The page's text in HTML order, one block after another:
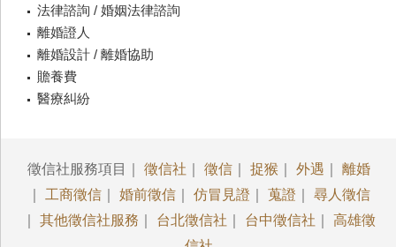
法律諮詢 / 婚姻法律諮詢
離婚證人
離婚設計 / 離婚協助
贍養費
醫療糾紛
徵信社服務項目｜ 徵信社 徵信 捉猴 外遇
離婚
工商徵信 婚前徵信 仿冒見證 蒐證
尋人徵信
其他徵信社服務 台北徵信社 台中徵信社
高雄徵